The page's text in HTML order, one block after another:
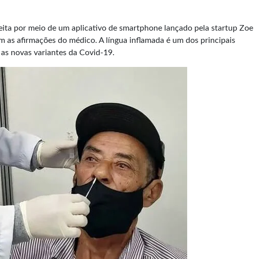
por meio de um aplicativo de smartphone lançado pela startup Zoe
as afirmações do médico. A língua inflamada é um dos principais
novas variantes da Covid-19.